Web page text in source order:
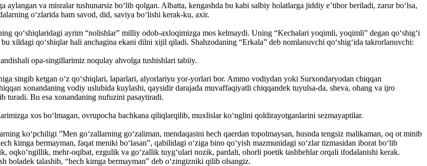
va misralar tushunarsiz bo‘lib qolgan. Albatta, kengashda bu kabi salbiy holatlarga jiddiy e’tibor beriladi, ­zarur bo‘lsa,
o‘zlarida ham savod, did, saviya bo‘lishi kerak-ku, axir.
qo‘shiqlaridagi ayrim “nolishlar” milliy odob-axloqimizga mos kelmaydi. Uning ­“Kechalari yoqimli, yoqimli” degan qo‘shig‘i
xildagi qo‘shiqlar hali anchagina ekani dilni xijil qiladi. Shahzodaning “Erkala” deb nomlanuvchi qo‘shig‘ida takrorlanuvchi:
opa-singillarimiz noqulay ahvolga tushishlari tabiiy.
singib ketgan o‘z qo‘shiqlari, laparlari, alyorlariyu yor-yorlari bor. Ammo vodiydan yoki Surxondaryodan chiqqan
xonandaning vodiy uslubida kuylashi, qaysidir darajada muvaffaqiyatli chiqqandek tuyulsa-da, sheva, ohang va ijro
turadi. Bu esa xonandaning nufuzini pasaytiradi.
xos bo‘lmagan, ovrupocha bachkana qiliqlarqilib, muxlislar ko‘nglini qoldirayotganlarini sezmayaptilar.
ko‘pchiligi ”Men go‘zallarning go‘zaliman, mendaqasini hech qaerdan topolmaysan, husnda tengsiz malikaman, oq ot minib
kimga bermayman, faqat meniki bo‘lasan”, qabilidagi o‘ziga bino qo‘yish mazmunidagi so‘zlar tizmasidan iborat bo‘lib
oqko‘ngillik, mehr-oqibat, ezgulik va go‘zallik tuyg‘ulari nozik, pardali, ohorli poetik tashbehlar orqali ifodalanishi kerak.
boladek talashib, “hech kimga bermayman” deb o‘zingizniki qilib olsangiz.